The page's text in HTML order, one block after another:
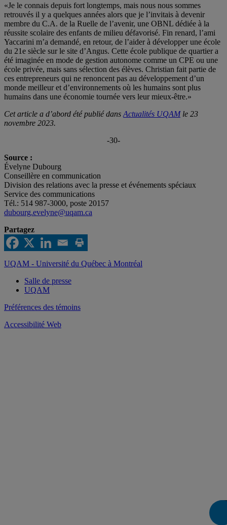
«Je le connais depuis fort longtemps, mais nous nous sommes
retrouvés il y a quelques années alors que je l’invitais à devenir
membre du C.A. de la Ruelle de l’avenir, une OBNL dédiée à la
réussite scolaire des enfants de milieu défavorisé. Fin renard, l’ami
Yaccarini m’a demandé, en retour, de l’aider à développer une école
du 21e siècle sur le site d’Angus. Cette école publique de quartier a
été imaginée en mode de gestion autonome comme un CPE ou une
école privée, mais sans sélection des élèves. Christian fait partie de
ces entrepreneurs qui ne renoncent pas au développement d’un
monde meilleur et d’environnements où les humains sont plus
humains dans une économie tournée vers leur mieux-être.»
Cet article a d’abord été publié dans Actualités UQAMle 23
novembre 2023.
-30-
Source :
Évelyne Dubourg
Conseillère en communication
Division des relations avec la presse et événements spéciaux
Service des communications
Tél.: 514 987-3000, poste 20157
dubourg.evelyne@uqam.ca
Partagez
UQAM - Université du Québec à Montréal
Salle de presse
UQAM
Préférences des témoins
Accessibilité Web